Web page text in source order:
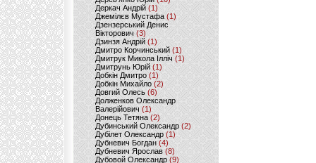
Деркач Андрій(1)
Джемілєв Мустафа (1)
Дзензерський Денис
Вікторович (3)
Дзинзя Андрій (1)
Дмитро Корчинський (1)
Дмитрук Микола Ілліч (1)
Дмитрунь Юрій (1)
Добкін Дмитро(1)
Добкін Михайло (2)
Довгий Олесь (6)
Долженков Олександр
Валерійович (1)
Донець Тетяна (2)
Дубинський Олександр(2)
Дубілет Олександр (1)
Дубневич Богдан (4)
Дубневич Ярослав (8)
Дубовой Олександр(9)